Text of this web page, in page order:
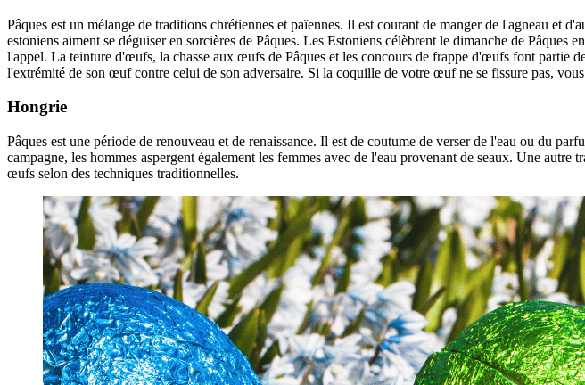
Pâques est un mélange de traditions chrétiennes et païennes. Il est courant de manger de l'agneau et
estoniens aiment se déguiser en sorcières de Pâques. Les Estoniens célèbrent le dimanche de
l'appel. La teinture d'œufs, la chasse aux œufs de Pâques et les concours de frappe d'œufs font partie
l'extrémité de son œuf contre celui de son adversaire. Si la coquille de votre œuf ne se fissure pas,
Hongrie
Pâques est une période de renouveau et de renaissance. Il est de coutume de verser de l'eau ou du
campagne, les hommes aspergent également les femmes avec de l'eau provenant de seaux. Une
œufs selon des techniques traditionnelles.